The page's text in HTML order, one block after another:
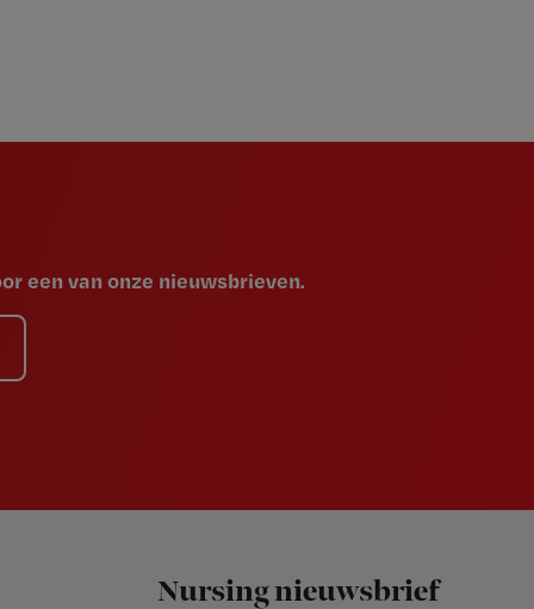
een van onze nieuwsbrieven.
Nursing nieuwsbrief